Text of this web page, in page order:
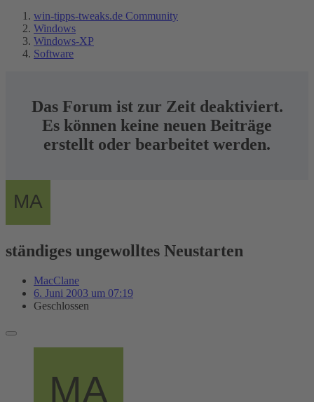
win-tipps-tweaks.de Community
Windows
Windows-XP
Software
Das Forum ist zur Zeit deaktiviert.
Es können keine neuen Beiträge
erstellt oder bearbeitet werden.
ständiges ungewolltes Neustarten
MacClane
6. Juni 2003 um 07:19
Geschlossen